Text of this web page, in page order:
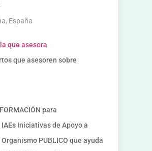
, España
que asesora
que asesoren sobre
para
Iniciativas de Apoyo a
PUBLICO que ayuda